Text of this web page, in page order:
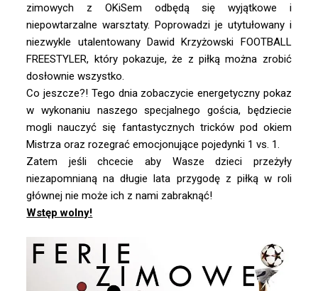
zimowych z OKiSem odbędą się wyjątkowe i
niepowtarzalne warsztaty. Poprowadzi je utytułowany i
niezwykle utalentowany Dawid Krzyżowski FOOTBALL
FREESTYLER, który pokazuje, że z piłką można zrobić
dosłownie wszystko.
Co jeszcze?! Tego dnia zobaczycie energetyczny pokaz
w wykonaniu naszego specjalnego gościa, będziecie
mogli nauczyć się fantastycznych tricków pod okiem
Mistrza oraz rozegrać emocjonujące pojedynki 1 vs. 1.
Zatem jeśli chcecie aby Wasze dzieci przeżyły
niezapomnianą na długie lata przygodę z piłką w roli
głównej nie może ich z nami zabraknąć!
Wstęp wolny!